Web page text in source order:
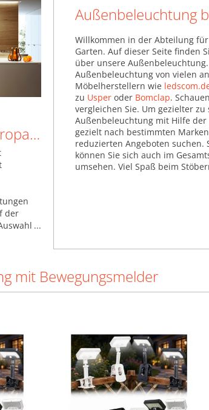
Lampenwelt – Europas führender Onlineshop für Lampen und Leuchten
der
nur
Außenbeleuchtung
Willkommen in der Abteilung
Garten. Auf dieser Seite finden
über unsere
Außenbeleuchtung von vielen
Möbelherstellern wie
zu Usper oder Bomclap.
vergleichen Sie. Um gezielter
Außenbeleuchtung mit Hilfe
gezielt nach bestimmten
reduzierten Angeboten
können Sie sich auch im
umsehen. Viel Spaß beim
mit Bewegungsmelder